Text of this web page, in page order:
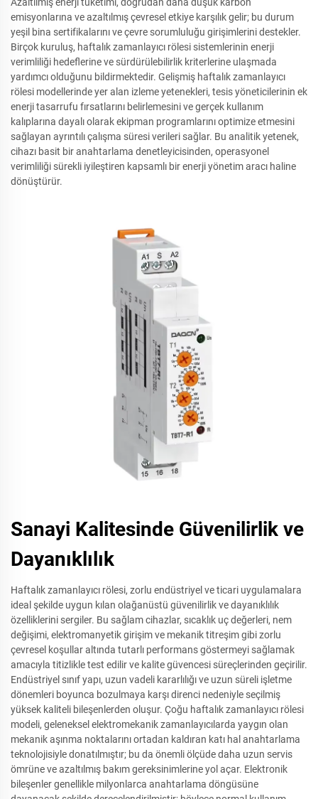
Azaltılmış enerji tüketimi, doğrudan daha düşük karbon
emisyonlarına ve azaltılmış çevresel etkiye karşılık gelir; bu durum
yeşil bina sertifikalarını ve çevre sorumluluğu girişimlerini destekler.
Birçok kuruluş, haftalık zamanlayıcı rölesi sistemlerinin enerji
verimliliği hedeflerine ve sürdürülebilirlik kriterlerine ulaşmada
yardımcı olduğunu bildirmektedir. Gelişmiş haftalık zamanlayıcı
rölesi modellerinde yer alan izleme yetenekleri, tesis yöneticilerinin ek
enerji tasarrufu fırsatlarını belirlemesini ve gerçek kullanım
kalıplarına dayalı olarak ekipman programlarını optimize etmesini
sağlayan ayrıntılı çalışma süresi verileri sağlar. Bu analitik yetenek,
cihazı basit bir anahtarlama denetleyicisinden, operasyonel
verimliliği sürekli iyileştiren kapsamlı bir enerji yönetim aracı haline
dönüştürür.
Sanayi Kalitesinde Güvenilirlik ve
Dayanıklılık
Haftalık zamanlayıcı rölesi, zorlu endüstriyel ve ticari uygulamalara
ideal şekilde uygun kılan olağanüstü güvenilirlik ve dayanıklılık
özelliklerini sergiler. Bu sağlam cihazlar, sıcaklık uç değerleri, nem
değişimi, elektromanyetik girişim ve mekanik titreşim gibi zorlu
çevresel koşullar altında tutarlı performans göstermeyi sağlamak
amacıyla titizlikle test edilir ve kalite güvencesi süreçlerinden geçirilir.
Endüstriyel sınıf yapı, uzun vadeli kararlılığı ve uzun süreli işletme
dönemleri boyunca bozulmaya karşı direnci nedeniyle seçilmiş
yüksek kaliteli bileşenlerden oluşur. Çoğu haftalık zamanlayıcı rölesi
modeli, geleneksel elektromekanik zamanlayıcılarda yaygın olan
mekanik aşınma noktalarını ortadan kaldıran katı hal anahtarlama
teknolojisiyle donatılmıştır; bu da önemli ölçüde daha uzun servis
ömrüne ve azaltılmış bakım gereksinimlerine yol açar. Elektronik
bileşenler genellikle milyonlarca anahtarlama döngüsüne